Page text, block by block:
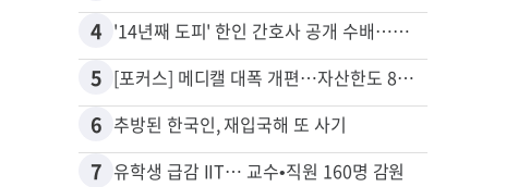
4 '14년째 도피' 한인 간호사 공개 수배…메디케어 사기 유죄
5 [포커스] 메디캘 대폭 개편…자산한도 84% 축소
6 추방된 한국인, 재입국해 또 사기
7 유학생 급감 IIT… 교수•직원 160명 감원